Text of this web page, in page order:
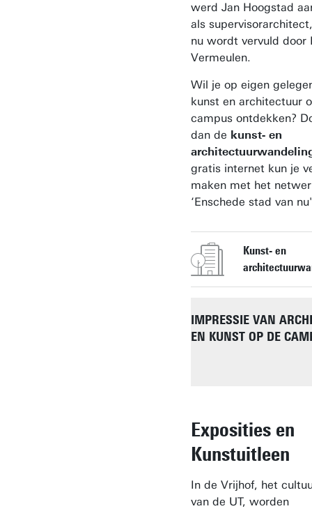
werd Jan Hoogstad
als
nu wordt vervuld door
Vermeulen.
Wil je op eigen
kunst en architectuur
campus ontdekken?
dan de kunst- en
gratis internet kun je
maken met het
‘Enschede stad van
Kunst- en
IMPRESSIE VAN
EN KUNST OP DE
Exposities en
Kunstuitleen
In de Vrijhof, het
van de UT, worden